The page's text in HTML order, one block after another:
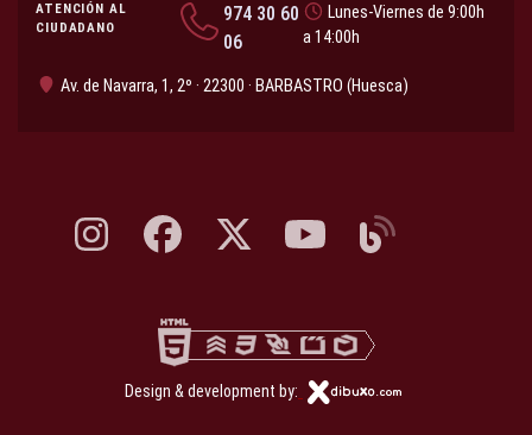
ATENCIÓN AL
CIUDADANO
974 30 60
06
Lunes-Viernes de 9:00h
a 14:00h
Av. de Navarra, 1, 2º · 22300 · BARBASTRO (Huesca)
Instagram, abre en nueva pestaña
Facebook, abre en nueva pestaña
X, antes Twitter, abre en nueva pestaña
YouTube, abre en nueva
Blog, abre en nueva
Design & development by: